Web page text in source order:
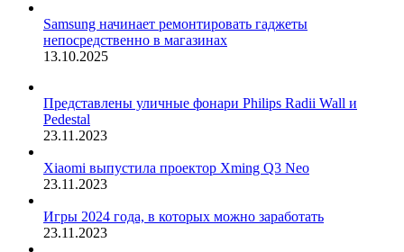
Samsung начинает ремонтировать гаджеты
непосредственно в магазинах
13.10.2025
Представлены уличные фонари Philips Radii Wall и
Pedestal
23.11.2023
Xiaomi выпустила проектор Xming Q3 Neo
23.11.2023
Игры 2024 года, в которых можно заработать
23.11.2023